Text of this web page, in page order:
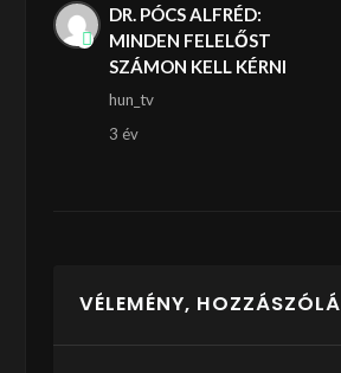
DR. PÓCS ALFRÉD:
MINDEN FELELŐST
SZÁMON KELL KÉRNI
hun_tv
3 év
VÉLEMÉNY,